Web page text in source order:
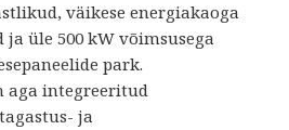
väikese energiakaoga
üle 500 kW võimsusega
park.
aga integreeritud
ja